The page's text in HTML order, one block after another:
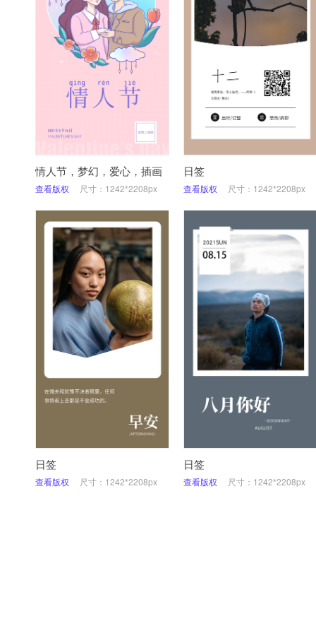
情人节，梦幻，爱心，插画
查看版权 尺寸：1242*2208px
日签
查看版权 尺寸：1242*2208px
日签
查看版权 尺寸：1242*2208px
日签
查看版权 尺寸：1242*2208px